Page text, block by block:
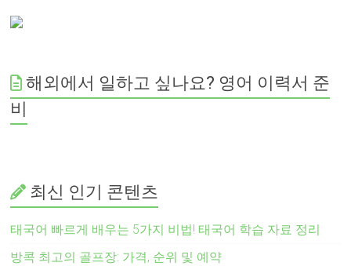
해외에서 일하고 싶나요? 영어 이력서 준
비
최신 인기 콘텐츠
태국어 빠르게 배우는 5가지 비법! 태국어 학습 자료 정리
방콕 최고의 골프장: 가격, 순위 및 예약